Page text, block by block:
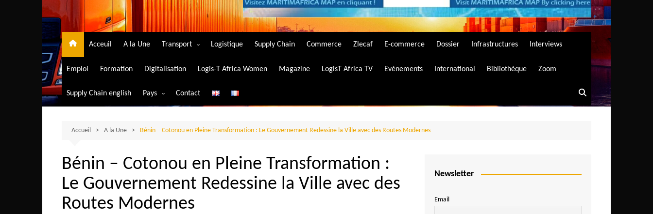
Acceuil A la Une Transport
Transport aérien
Transport ferroviaire
Transport routier
Logistique Supply Chain Commerce Zlecaf E-commerce Dossier Infrastructures Interviews
Emploi Formation Digitalisation Logis-T Africa Women Magazine LogisT Africa TV Evénements International Bibliothèque Zoom
Supply Chain english Pays
Algérie
Bénin
Burkina-Faso
Burundi
Contact
Accueil A la Une Bénin – Cotonou en Pleine Transformation : Le Gouvernement Redessine la Ville avec des Routes Modernes
Bénin – Cotonou en Pleine Transformation :
Le Gouvernement Redessine la Ville avec des
Routes Modernes
Newsletter
Email